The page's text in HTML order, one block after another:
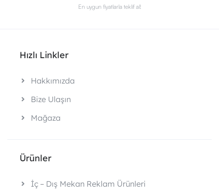
En uygun fiyatlarla teklif al!
Hızlı Linkler
Hakkımızda
Bize Ulaşın
Mağaza
Ürünler
İç – Dış Mekan Reklam Ürünleri